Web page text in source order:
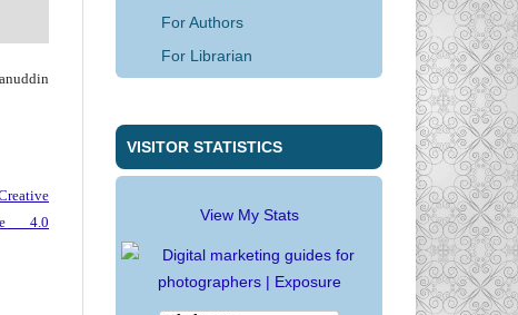
4.0
For Authors
For Librarian
VISITOR STATISTICS
View My Stats